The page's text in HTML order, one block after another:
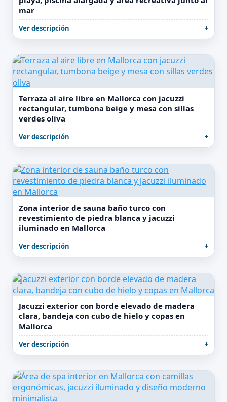
mar
Ver descripción
Terraza al aire libre en Mallorca con jacuzzi
rectangular, tumbona beige y mesa con sillas
verdes oliva
Ver descripción
Zona interior de sauna baño turco con
revestimiento de piedra blanca y jacuzzi
iluminado en Mallorca
Ver descripción
Jacuzzi exterior con borde elevado de madera
clara, bandeja con cubo de hielo y copas en
Mallorca
Ver descripción